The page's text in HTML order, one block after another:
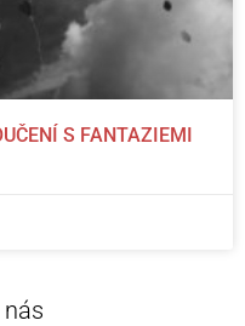
S FANTAZIEMI